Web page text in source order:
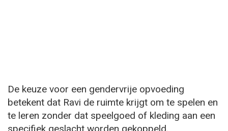
De keuze voor een gendervrije opvoeding
betekent dat Ravi de ruimte krijgt om te spelen en
te leren zonder dat speelgoed of kleding aan een
specifiek geslacht worden gekoppeld.